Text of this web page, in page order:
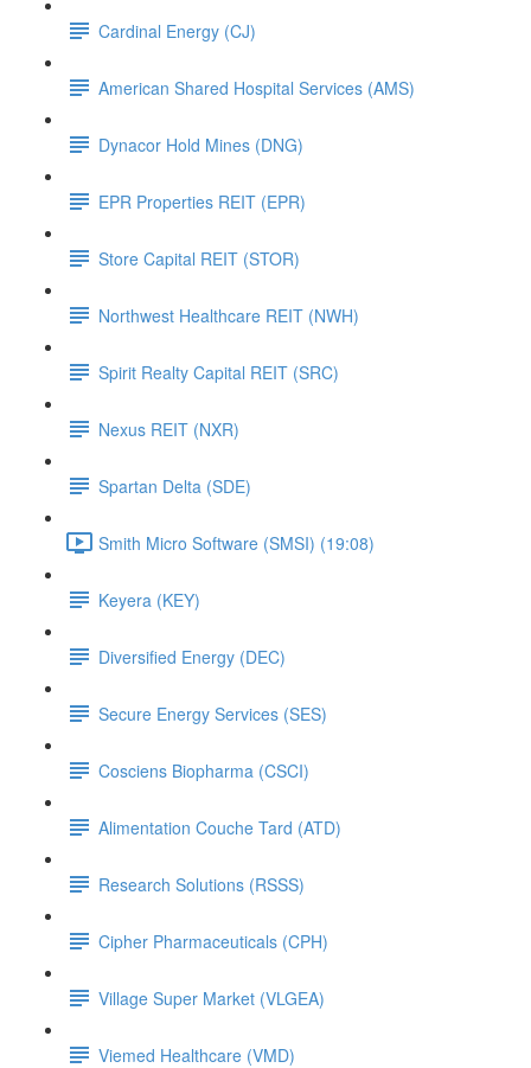
Cardinal Energy (CJ)
American Shared Hospital Services (AMS)
Dynacor Hold Mines (DNG)
EPR Properties REIT (EPR)
Store Capital REIT (STOR)
Northwest Healthcare REIT (NWH)
Spirit Realty Capital REIT (SRC)
Nexus REIT (NXR)
Spartan Delta (SDE)
Smith Micro Software (SMSI) (19:08)
Keyera (KEY)
Diversified Energy (DEC)
Secure Energy Services (SES)
Cosciens Biopharma (CSCI)
Alimentation Couche Tard (ATD)
Research Solutions (RSSS)
Cipher Pharmaceuticals (CPH)
Village Super Market (VLGEA)
Viemed Healthcare (VMD)